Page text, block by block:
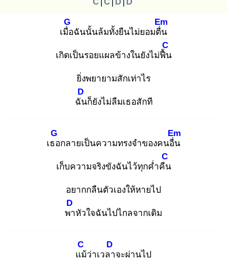
เมื่อ
G
ฉันนั้นล้มทั้งยืนไม่ยอมตื่น
Em
เกิดเป็นรอยแผลข้างในยังไม่ฟื้น
C
ยิ่งพยายามสักเท่าไร
ฉัน
D
ก็ยังไม่ลืมเธอสักที
เธอ
G
กลายเป็นความทรงจำของคนอื่น
Em
เก็บความจริงขังฉันไว้ทุกค่ำคืน
C
อยากกลืนตัวเองให้หายไป
พา
D
หัวใจฉันไปไกลจากเดิม
แม้
C
ว่าเวลา
D
จะผ่านไป